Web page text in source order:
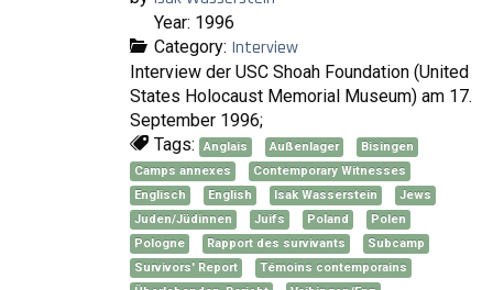
Year: 1996
Category: Interview
Interview der USC Shoah Foundation (United
States Holocaust Memorial Museum) am 17.
September 1996;
Tags:
Anglais Außenlager
Bisingen
Camps annexes
Contemporary Witnesses
Englisch
English Isak Wasserstein
Jews
Juden/Jüdinnen
Juifs Poland
Polen
Pologne
Rapport des survivants
Subcamp
Survivors' Report
Témoins contemporains